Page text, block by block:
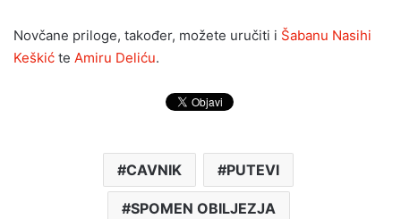
Novčane priloge, također, možete uručiti i Šabanu Nasihi
Keškić te Amiru Deliću.
CAVNIK PUTEVI
SPOMEN OBILJEZJA